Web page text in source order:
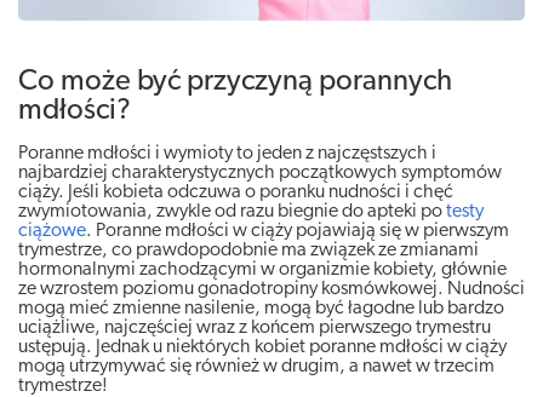
Co może być przyczyną porannych
mdłości?
Poranne mdłości i wymioty to jeden z najczęstszych i
najbardziej charakterystycznych początkowych symptomów
ciąży. Jeśli kobieta odczuwa o poranku nudności i chęć
zwymiotowania, zwykle od razu biegnie do apteki potesty
ciążowe. Poranne mdłości w ciąży pojawiają się w pierwszym
trymestrze, co prawdopodobnie ma związek ze zmianami
hormonalnymi zachodzącymi w organizmie kobiety, głównie
ze wzrostem poziomu gonadotropiny kosmówkowej. Nudności
mogą mieć zmienne nasilenie, mogą być łagodne lub bardzo
uciążliwe, najczęściej wraz z końcem pierwszego trymestru
ustępują. Jednak u niektórych kobiet poranne mdłości w ciąży
mogą utrzymywać się również w drugim, a nawet w trzecim
trymestrze!